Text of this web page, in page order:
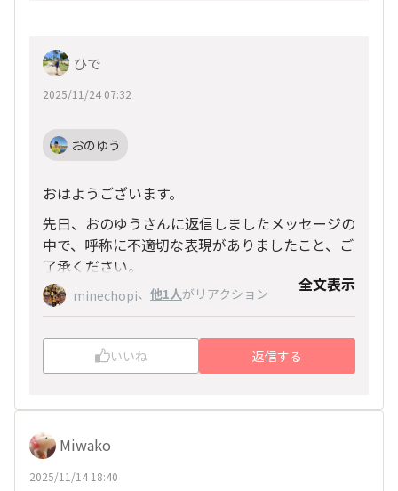
ひで
2025/11/24 07:32
おのゆう
おはようございます。
先日、おのゆうさんに返信しましたメッセージの
中で、呼称に不適切な表現がありましたこと、ご
了承ください。
先程、修正させていただきましたー🙇💦
minechopi、 他1人がリアクション 全文表示
いいね 返信する
Miwako
2025/11/14 18:40